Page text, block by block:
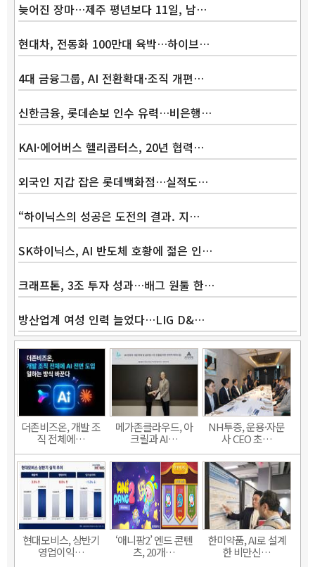
늦어진 장마…제주 평년보다 11일, 남…
현대차, 전동화 100만대 육박…하이브…
4대 금융그룹, AI 전환확대·조직 개편…
신한금융, 롯데손보 인수 유력…비은행…
KAI·에어버스 헬리콥터스, 20년 협력…
외국인 지갑 잡은 롯데백화점…실적도…
“하이닉스의 성공은 도전의 결과. 지…
SK하이닉스, AI 반도체 호황에 젊은 인…
크래프톤, 3조 투자 성과…배그 원툴 한…
방산업계 여성 인력 늘었다…LIG D&…
더존비즈온, 개발 조
직 전체에…
메가존클라우드, 아
크릴과 AI…
NH투증, 운용·자문
사 CEO 초…
현대모비스, 상반기
영업이익…
‘애니팡2’ 엔드 콘텐
츠, 20개…
한미약품, AI로 설계
한 비만신…